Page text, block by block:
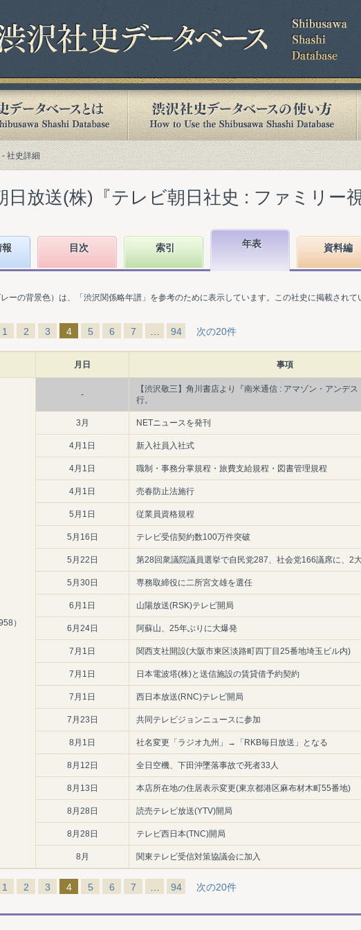
社史詳細
日放送(株)『テレビ朝日社史 : ファミリー
目次 索引 年表 資料編
レーの背景色）は、「渋沢関係略年譜」を参考のために表示しています。この社史に掲載されて
1 2 3 4 5 6 7 94 次の20件
月日 事項
）
-
【渋沢敬三】角川書店より『南米通信 : アマゾン・アンデ
行。
3月 NETニュースを発刊
4月1日 新入社員入社式
4月1日 職制・事務分掌規程・旅費支給規程・図書管理規程
4月1日 売春防止法施行
5月1日 従業員資格規程
5月16日 テレビ受信契約数100万件突破
5月22日 第28回衆議院議員選挙で自民党287、社会党166議席に、2
5月30日 専務取締役に二所宮文雄を選任
6月1日 山陽放送(RSK)テレビ開局
6月24日 阿蘇山、25年ぶりに大爆発
7月1日 関西支社開設(大阪市東区淡路町四丁目25番地埼玉ビル内)
7月1日 日本電波塔(株)と送信施設の賃貸借予約契約
7月1日 西日本放送(RNC)テレビ開局
7月23日 共同テレビジョンニュースに参加
8月1日 社名変更「ラジオ九州」→「RKB毎日放送」となる
8月12日 全日空機、下田沖墜落事故で死者33人
8月13日 本店所在地の住居表示変更(東京都港区麻布材木町55番地)
8月28日 読売テレビ放送(YTV)開局
8月28日 テレビ西日本(TNC)開局
8月 関東テレビ受信対策協議会に加入
1 2 3 4 5 6 7 94 次の20件